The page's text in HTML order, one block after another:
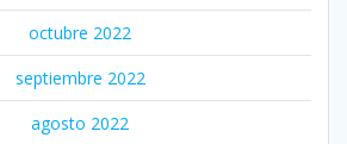
octubre 2022
septiembre 2022
agosto 2022